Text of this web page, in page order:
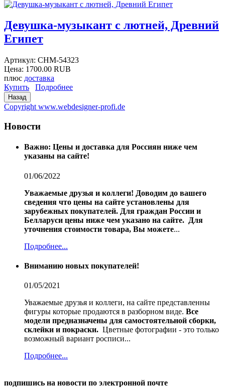
Девушка-музыкант с лютней, Древний
Египет
Артикул: CHM-54323
Цена: 1700.00 RUB
плюс доставка
Купить
Подробнее
Copyright www.webdesigner-profi.de
Новости
Важно: Цены и доставка для Россиян ниже чем
указаны на сайте!
01/06/2022
Уважаемые друзья и коллеги! Доводим до вашего
сведения что цены на сайте установлены для
зарубежных покупателей. Для граждан России и
Белларуси цены ниже чем указано на сайте. Для
уточнения стоимости товара, Вы можете...
Подробнее...
Вниманию новых покупателей!
01/05/2021
Уважаемые друзья и коллеги, на сайте представленны
фигуры которые продаются в разборном виде. Все
модели предназначены для самостоятельной сборки,
склейки и покраски. Цветные фотографии - это только
возможный вариант росписи...
Подробнее...
подпишись на новости по электронной почте